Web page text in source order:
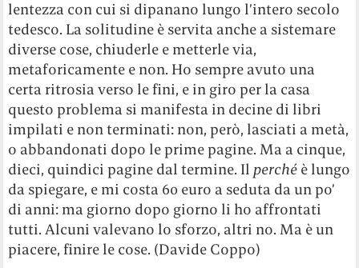
lentezza con cui si dipanano lungo l’intero secolo
tedesco. La solitudine è servita anche a sistemare
diverse cose, chiuderle e metterle via,
metaforicamente e non. Ho sempre avuto una
certa ritrosia verso le fini, e in giro per la casa
questo problema si manifesta in decine di libri
impilati e non terminati: non, però, lasciati a metà,
o abbandonati dopo le prime pagine. Ma a cinque,
dieci, quindici pagine dal termine. Il perché è lungo
da spiegare, e mi costa 60 euro a seduta da un po’
di anni: ma giorno dopo giorno li ho affrontati
tutti. Alcuni valevano lo sforzo, altri no. Ma è un
piacere, finire le cose. (Davide Coppo)